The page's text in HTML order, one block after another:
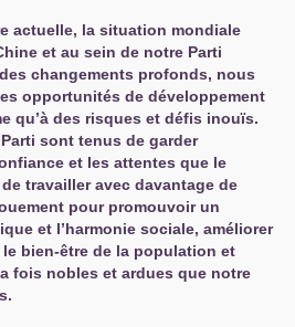
actuelle, la situation mondiale
et au sein de notre Parti
changements profonds, nous
opportunités de développement
qu’à des risques et défis inouïs.
sont tenus de garder
et les attentes que le
travailler avec davantage de
pour promouvoir un
et l’harmonie sociale, améliorer
bien-être de la population et
fois nobles et ardues que notre